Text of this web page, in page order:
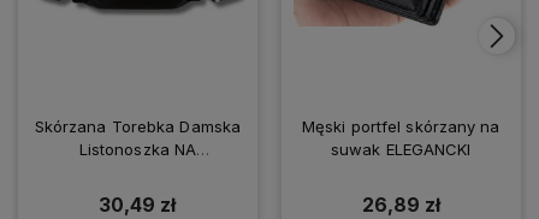
Skórzana Torebka Damska
Listonoszka NA
30,49 zł
Męski portfel skórzany na
suwak ELEGANCKI
26,89 zł